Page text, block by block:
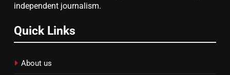
independent journalism.
Quick Links
About us